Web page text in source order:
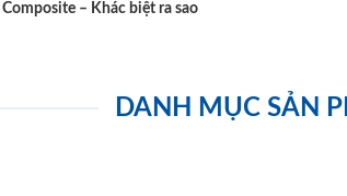
Composite – Khác biệt ra sao
DANH MỤC SẢN